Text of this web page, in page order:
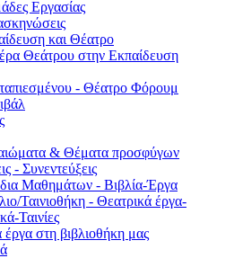
Εργασίας
και Θέατρο
Θεάτρου στην Εκπαίδευση
- Θέατρο Φόρουμ
& Θέματα προσφύγων
- Συνεντεύξεις
Μαθημάτων - Βιβλία-Έργα
Ταινιοθήκη - Θεατρικά έργα-
Ταινίες
έργα στη βιβλιοθήκη μας